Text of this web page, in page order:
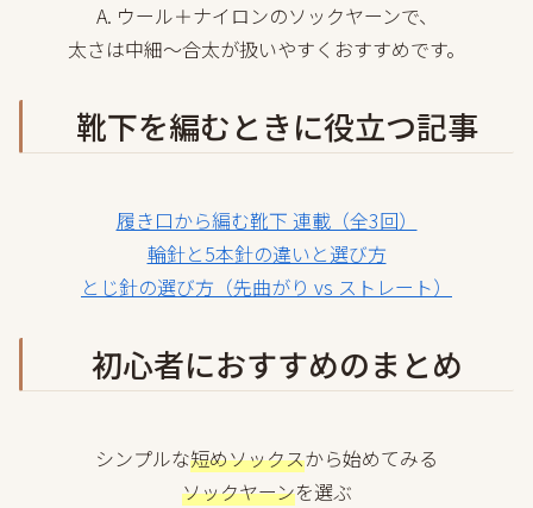
A. ウール＋ナイロンのソックヤーンで、
太さは中細〜合太が扱いやすくおすすめです。
靴下を編むときに役立つ記事
履き口から編む靴下 連載（全3回）
輪針と5本針の違いと選び方
とじ針の選び方（先曲がり vs ストレート）
初心者におすすめのまとめ
シンプルな短めソックスから始めてみる
ソックヤーンを選ぶ